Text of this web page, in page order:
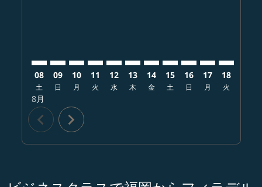
08
土
8月
09
日
10
月
11
火
12
水
13
木
14
金
15
土
16
日
17
月
18
火
chevron_left chevron_right